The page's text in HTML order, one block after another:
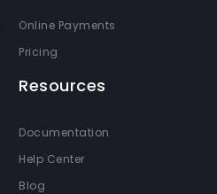
Online Payments
Pricing
Resources
Documentation
Help Center
Blog